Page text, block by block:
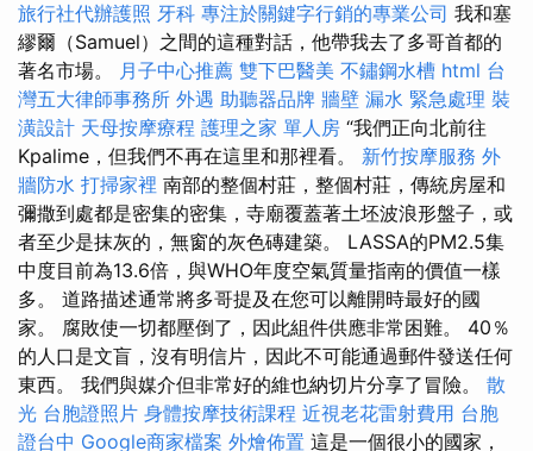
旅行社代辦護照 牙科 專注於關鍵字行銷的專業公司 我和塞
繆爾（Samuel）之間的這種對話，他帶我去了多哥首都的
著名市場。 月子中心推薦 雙下巴醫美 不鏽鋼水槽 html 台
灣五大律師事務所 外遇 助聽器品牌 牆壁 漏水 緊急處理 裝
潢設計 天母按摩療程 護理之家 單人房 “我們正向北前往
Kpalime，但我們不再在這里和那裡看。 新竹按摩服務 外
牆防水 打掃家裡 南部的整個村莊，整個村莊，傳統房屋和
彌撒到處都是密集的密集，寺廟覆蓋著土坯波浪形盤子，或
者至少是抹灰的，無窗的灰色磚建築。 LASSA的PM2.5集
中度目前為13.6倍，與WHO年度空氣質量指南的價值一樣
多。 道路描述通常將多哥提及在您可以離開時最好的國
家。 腐敗使一切都壓倒了，因此組件供應非常困難。 40％
的人口是文盲，沒有明信片，因此不可能通過郵件發送任何
東西。 我們與媒介但非常好的維也納切片分享了冒險。 散
光 台胞證照片 身體按摩技術課程 近視老花雷射費用 台胞
證台中 Google商家檔案 外燴佈置 這是一個很小的國家，